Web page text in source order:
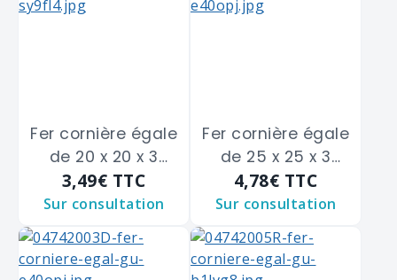
Fer cornière égale
de 20 x 20 x 3
m/m
3,49€ TTC
Sur consultation
Fer cornière égale
de 25 x 25 x 3
m/m
4,78€ TTC
Sur consultation